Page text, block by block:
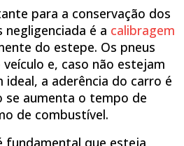
para a conservação dos
negligenciada é a calibragem
do estepe. Os pneus
e, caso não estejam
a aderência do carro é
se aumenta o tempo de
de combustível.
fundamental que esteja